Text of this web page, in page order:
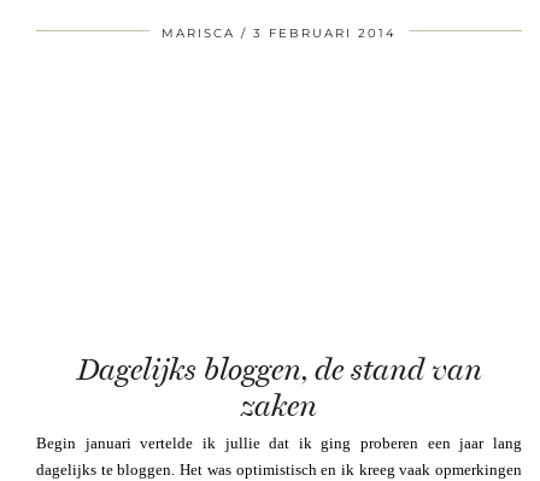
MARISCA 3 FEBRUARI 2014
Dagelijks bloggen, de stand van
zaken
Begin januari vertelde ik jullie dat ik ging proberen een jaar lang
dagelijks te bloggen. Het was optimistisch en ik kreeg vaak opmerkingen